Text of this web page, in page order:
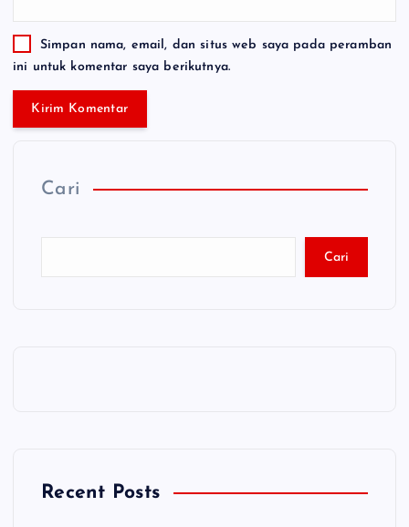
Simpan nama, email, dan situs web saya pada peramban
ini untuk komentar saya berikutnya.
Cari
Cari
Recent Posts